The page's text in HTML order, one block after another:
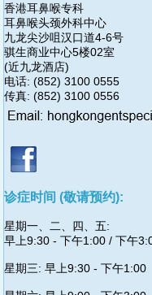
香港耳鼻喉专科
耳鼻喉头颈外科中心
九龙尖沙咀汉口道4-6号
骐生商业中心5楼02室
(近九龙酒店)
电话: (852) 3100 0555
传真: (852) 3100 0556
诊症时间 (敬请预约):
星期一、二、四、五:
早上9:30 - 下午1:00 / 下午
星期三: 早上9:30 - 下午1:00